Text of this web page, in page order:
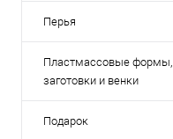
Перья
Пластмассовые формы,
заготовки и венки
Подарок